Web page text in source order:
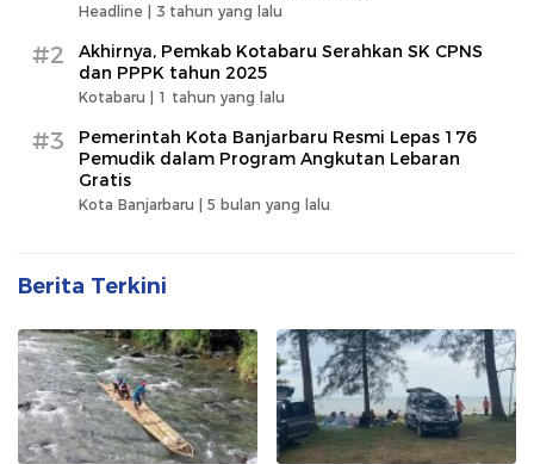
Headline | 3 tahun yang lalu
#2
Akhirnya, Pemkab Kotabaru Serahkan SK CPNS
dan PPPK tahun 2025
Kotabaru | 1 tahun yang lalu
#3
Pemerintah Kota Banjarbaru Resmi Lepas 176
Pemudik dalam Program Angkutan Lebaran
Gratis
Kota Banjarbaru | 5 bulan yang lalu
Berita Terkini